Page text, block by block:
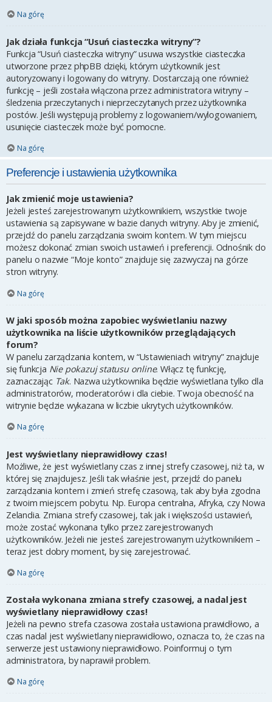
Na górę
Jak działa funkcja “Usuń ciasteczka witryny”?
Funkcja “Usuń ciasteczka witryny” usuwa wszystkie ciasteczka
utworzone przez phpBB dzięki, którym użytkownik jest
autoryzowany i logowany do witryny. Dostarczają one również
funkcję – jeśli została włączona przez administratora witryny –
śledzenia przeczytanych i nieprzeczytanych przez użytkownika
postów. Jeśli występują problemy z logowaniem/wylogowaniem,
usunięcie ciasteczek może być pomocne.
Na górę
Preferencje i ustawienia użytkownika
Jak zmienić moje ustawienia?
Jeżeli jesteś zarejestrowanym użytkownikiem, wszystkie twoje
ustawienia są zapisywane w bazie danych witryny. Aby je zmienić,
przejdź do panelu zarządzania swoim kontem. W tym miejscu
możesz dokonać zmian swoich ustawień i preferencji. Odnośnik do
panelu o nazwie “Moje konto” znajduje się zazwyczaj na górze
stron witryny.
Na górę
W jaki sposób można zapobiec wyświetlaniu nazwy
użytkownika na liście użytkowników przeglądających
forum?
W panelu zarządzania kontem, w “Ustawieniach witryny” znajduje
się funkcja Nie pokazuj statusu online. Włącz tę funkcję,
zaznaczając Tak. Nazwa użytkownika będzie wyświetlana tylko dla
administratorów, moderatorów i dla ciebie. Twoja obecność na
witrynie będzie wykazana w liczbie ukrytych użytkowników.
Na górę
Jest wyświetlany nieprawidłowy czas!
Możliwe, że jest wyświetlany czas z innej strefy czasowej, niż ta, w
której się znajdujesz. Jeśli tak właśnie jest, przejdź do panelu
zarządzania kontem i zmień strefę czasową, tak aby była zgodna
z twoim miejscem pobytu. Np. Europa centralna, Afryka, czy Nowa
Zelandia. Zmiana strefy czasowej, tak jak i większości ustawień,
może zostać wykonana tylko przez zarejestrowanych
użytkowników. Jeżeli nie jesteś zarejestrowanym użytkownikiem –
teraz jest dobry moment, by się zarejestrować.
Na górę
Została wykonana zmiana strefy czasowej, a nadal jest
wyświetlany nieprawidłowy czas!
Jeżeli na pewno strefa czasowa została ustawiona prawidłowo, a
czas nadal jest wyświetlany nieprawidłowo, oznacza to, że czas na
serwerze jest ustawiony nieprawidłowo. Poinformuj o tym
administratora, by naprawił problem.
Na górę